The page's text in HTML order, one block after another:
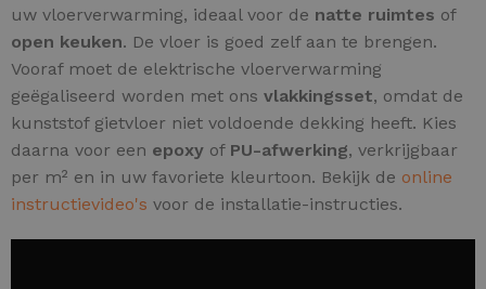
uw vloerverwarming, ideaal voor de natte ruimtes of
open keuken. De vloer is goed zelf aan te brengen.
Vooraf moet de elektrische vloerverwarming
geëgaliseerd worden met ons vlakkingsset, omdat de
kunststof gietvloer niet voldoende dekking heeft. Kies
daarna voor een epoxy of PU-afwerking, verkrijgbaar
per m² en in uw favoriete kleurtoon. Bekijk de online
instructievideo's voor de installatie-instructies.